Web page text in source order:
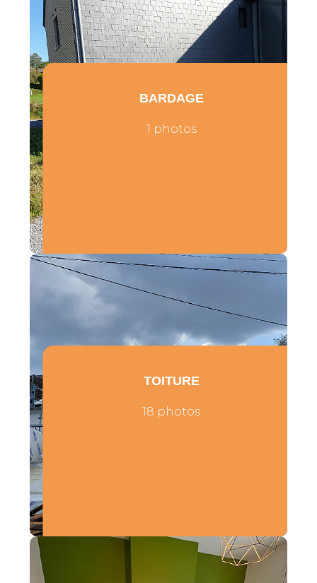
BARDAGE
1 photos
TOITURE
18 photos